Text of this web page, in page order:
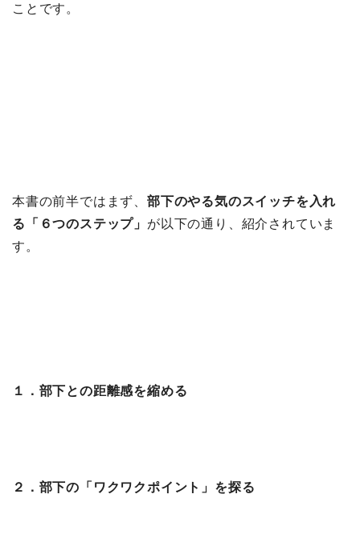
ことです。
本書の前半ではまず、 部下のやる気のスイッチを入れ
る「６つのステップ」 が以下の通り、紹介されていま
す。
１．部下との距離感を縮める
２．部下の「ワクワクポイント」を探る